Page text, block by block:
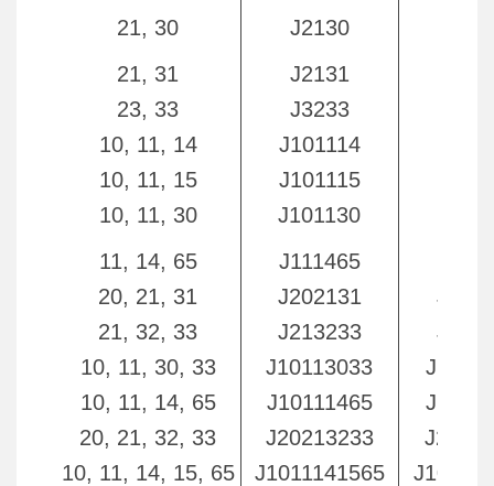
21, 30
J2130
21, 31
J2131
23, 33
J3233
10, 11, 14
J101114
10, 11, 15
J101115
10, 11, 30
J101130
11, 14, 65
J111465
20, 21, 31
J202131
21, 32, 33
J213233
10, 11, 30, 33
J10113033
10, 11, 14, 65
J10111465
20, 21, 32, 33
J20213233
10, 11, 14, 15, 65
J1011141565